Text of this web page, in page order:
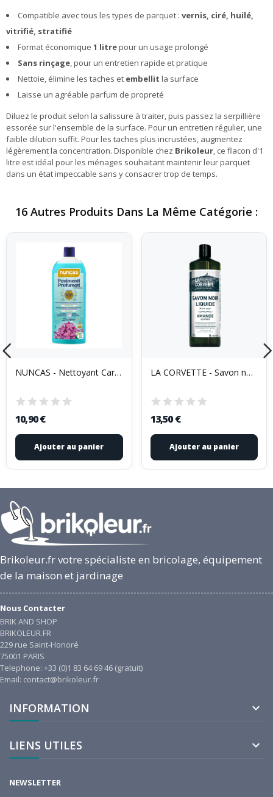
Compatible avec tous les types de parquet : vernis, ciré, huilé,
vitrifié, stratifié
Format économique 1 litrepour un usage prolongé
Sans rinçage, pour un entretien rapide et pratique
Nettoie, élimine les taches et embellit la surface
Laisse un agréable parfum de propreté
Diluez le produit selon la salissure à traiter, puis passez la serpillière
essorée sur l'ensemble de la surface. Pour un entretien régulier, une
faible dilution suffit. Pour les taches plus incrustées, augmentez
légèrement la concentration. Disponible chez Brikoleur, ce flacon d'1
litre est idéal pour les ménages souhaitant maintenir leur parquet
dans un état impeccable sans y consacrer trop de temps.
16 Autres Produits Dans La Même Catégorie :
NUNCAS - Nettoyant Carrelages Parfumés 1L...
10,90 €
Ajouter au panier
LA CORVETTE - Savon noir liquide amande 1l
13,50 €
Ajouter au panier
Brikoleur.fr votre spécialiste en bricolage, équipement
de la maison et jardinage
Nous Contacter
BRIK AND SHOP
BRIKOLEUR.FR
229 rue Saint-Honoré
75001 PARIS
Telephone: +33 (0)1 83 64 69 46 (gratuit)
Email: contact@brikoleur.fr
INFORMATION 
LIENS UTILES 
NEWSLETTER